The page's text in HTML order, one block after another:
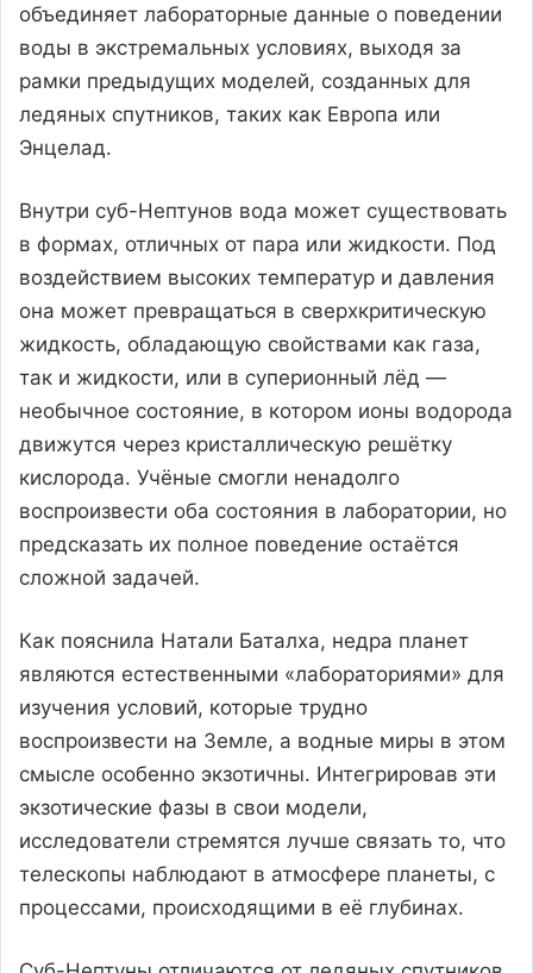
объединяет лабораторные данные о поведении
воды в экстремальных условиях, выходя за
рамки предыдущих моделей, созданных для
ледяных спутников, таких как Европа или
Энцелад.
Внутри суб-Нептунов вода может существовать
в формах, отличных от пара или жидкости. Под
воздействием высоких температур и давления
она может превращаться в сверхкритическую
жидкость, обладающую свойствами как газа,
так и жидкости, или в суперионный лёд —
необычное состояние, в котором ионы водорода
движутся через кристаллическую решётку
кислорода. Учёные смогли ненадолго
воспроизвести оба состояния в лаборатории, но
предсказать их полное поведение остаётся
сложной задачей.
Как пояснила Натали Баталха, недра планет
являются естественными «лабораториями» для
изучения условий, которые трудно
воспроизвести на Земле, а водные миры в этом
смысле особенно экзотичны. Интегрировав эти
экзотические фазы в свои модели,
исследователи стремятся лучше связать то, что
телескопы наблюдают в атмосфере планеты, с
процессами, происходящими в её глубинах.